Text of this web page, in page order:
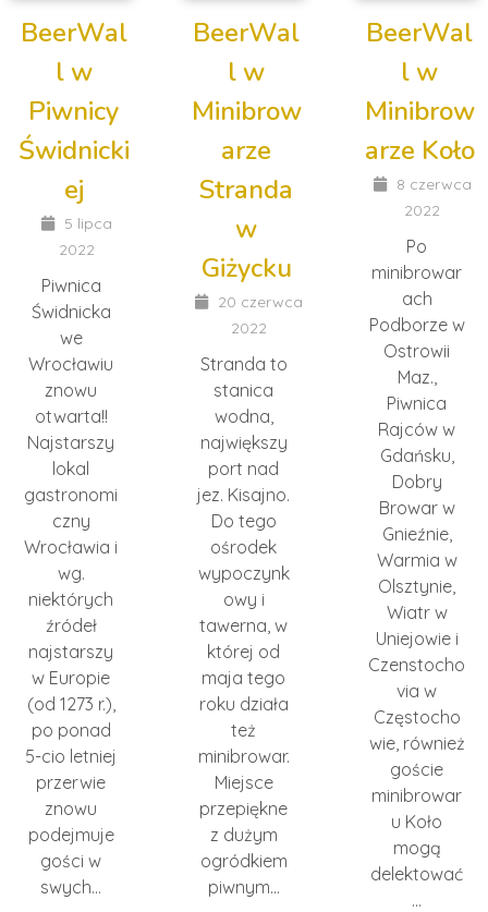
BeerWal
l w
Piwnicy
Świdnicki
ej
5 lipca
2022
Piwnica
Świdnicka
we
Wrocławiu
znowu
otwarta!!
Najstarszy
lokal
gastronomi
czny
Wrocławia i
wg.
niektórych
źródeł
najstarszy
w Europie
(od 1273 r.),
po ponad
5-cio letniej
przerwie
znowu
podejmuje
gości w
swych…
BeerWal
l w
Minibrow
arze
Stranda
w
Giżycku
20 czerwca
2022
Stranda to
stanica
wodna,
największy
port nad
jez. Kisajno.
Do tego
ośrodek
wypoczynk
owy i
tawerna, w
której od
maja tego
roku działa
też
minibrowar.
Miejsce
przepiękne
z dużym
ogródkiem
piwnym…
BeerWal
l w
Minibrow
arze Koło
8 czerwca
2022
Po
minibrowar
ach
Podborze w
Ostrowii
Maz.,
Piwnica
Rajców w
Gdańsku,
Dobry
Browar w
Gnieźnie,
Warmia w
Olsztynie,
Wiatr w
Uniejowie i
Czenstocho
via w
Częstocho
wie, również
goście
minibrowar
u Koło
mogą
delektować
…